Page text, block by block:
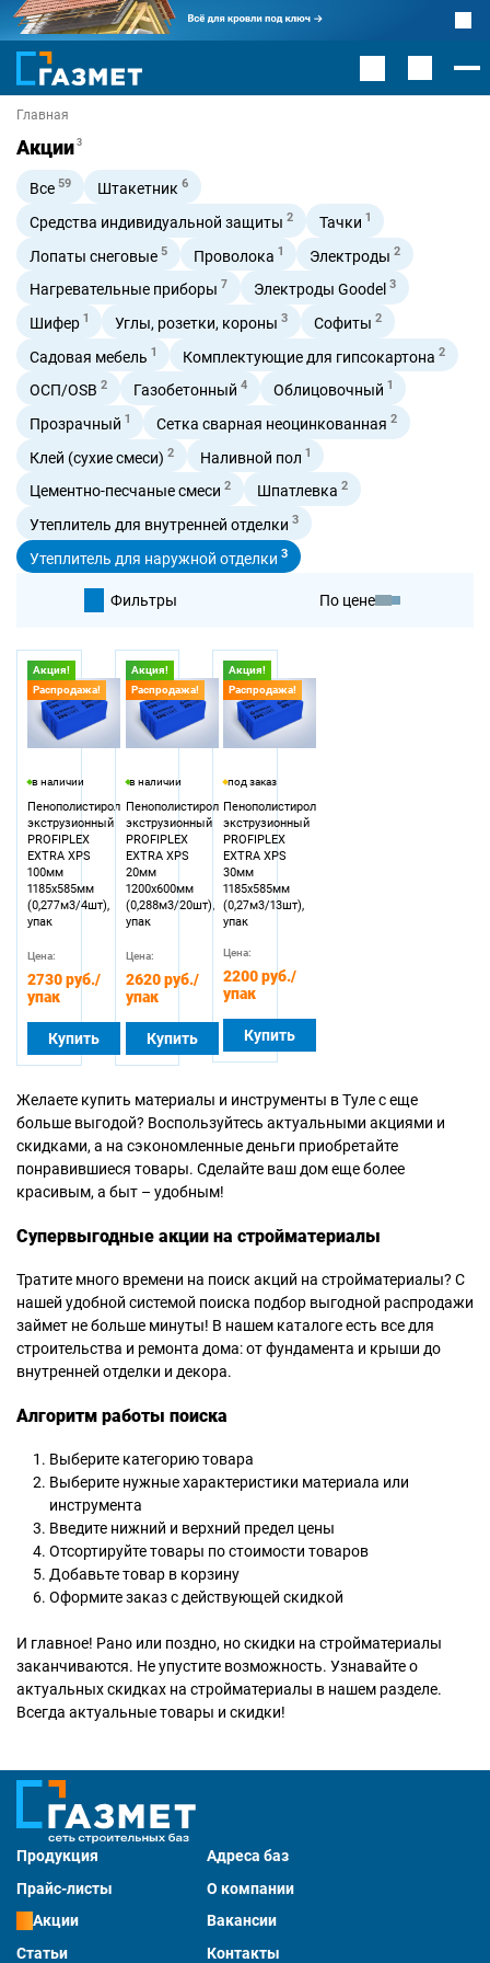
Главная
Акции3
Все 59 Штакетник 6
Средства индивидуальной защиты 2 Тачки 1
Лопаты снеговые 5 Проволока 1 Электроды 2
Нагревательные приборы 7 Электроды Goodel 3
Шифер 1 Углы, розетки, короны 3 Софиты 2
Садовая мебель 1 Комплектующие для гипсокартона 2
ОСП/OSB 2 Газобетонный 4 Облицовочный 1
Прозрачный 1 Сетка сварная неоцинкованная 2
Клей (сухие смеси) 2 Наливной пол 1
Цементно-песчаные смеси 2 Шпатлевка 2
Утеплитель для внутренней отделки 3
Утеплитель для наружной отделки 3
По цене
Фильтры
Акция!
Распродажа!
в наличии
Пенополистирол
экструзионный
PROFIPLEX
EXTRA XPS
100мм
1185х585мм
(0,277м3/4шт),
упак
Цена:
2730 руб./
упак
Купить
Акция!
Распродажа!
в наличии
Пенополистирол
экструзионный
PROFIPLEX
EXTRA XPS
20мм
1200х600мм
(0,288м3/20шт),
упак
Цена:
2620 руб./
упак
Купить
Акция!
Распродажа!
под заказ
Пенополистирол
экструзионный
PROFIPLEX
EXTRA XPS
30мм
1185х585мм
(0,27м3/13шт),
упак
Цена:
2200 руб./
упак
Купить
Желаете купить материалы и инструменты в Туле с еще
больше выгодой? Воспользуйтесь актуальными акциями и
скидками, а на сэкономленные деньги приобретайте
понравившиеся товары. Сделайте ваш дом еще более
красивым, а быт – удобным!
Супервыгодные акции на стройматериалы
Тратите много времени на поиск акций на стройматериалы? С
нашей удобной системой поиска подбор выгодной распродажи
займет не больше минуты! В нашем каталоге есть все для
строительства и ремонта дома: от фундамента и крыши до
внутренней отделки и декора.
Алгоритм работы поиска
Выберите категорию товара
Выберите нужные характеристики материала или
инструмента
Введите нижний и верхний предел цены
Отсортируйте товары по стоимости товаров
Добавьте товар в корзину
Оформите заказ с действующей скидкой
И главное! Рано или поздно, но скидки на стройматериалы
заканчиваются. Не упустите возможность. Узнавайте о
актуальных скидках на стройматериалы в нашем разделе.
Всегда актуальные товары и скидки!
Продукция
Адреса баз
Прайс-листы
О компании
Акции
Вакансии
Статьи
Контакты